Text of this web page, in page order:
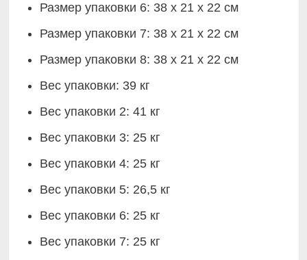
Размер упаковки 6: 38 х 21 х 22 см
Размер упаковки 7: 38 х 21 х 22 см
Размер упаковки 8: 38 х 21 х 22 см
Вес упаковки: 39 кг
Вес упаковки 2: 41 кг
Вес упаковки 3: 25 кг
Вес упаковки 4: 25 кг
Вес упаковки 5: 26,5 кг
Вес упаковки 6: 25 кг
Вес упаковки 7: 25 кг